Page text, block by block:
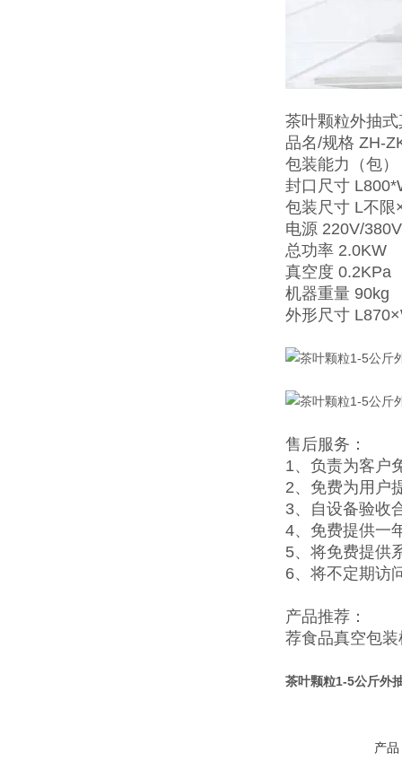
茶叶颗粒外抽
品名/规格 ZH-
包装能力（包
封口尺寸
包装尺寸 L不限
电源 220V/
总功率 2.0KW
真空度 0.2KPa
机器重量 90kg
外形尺寸
售后服务：
1、负责为客户
2、免费为用户
3、自设备验收
4、免费提供一
5、将免费提供
6、将不定期访
产品推荐：
荐食品真空包装
茶叶颗粒1-5公斤外
产品